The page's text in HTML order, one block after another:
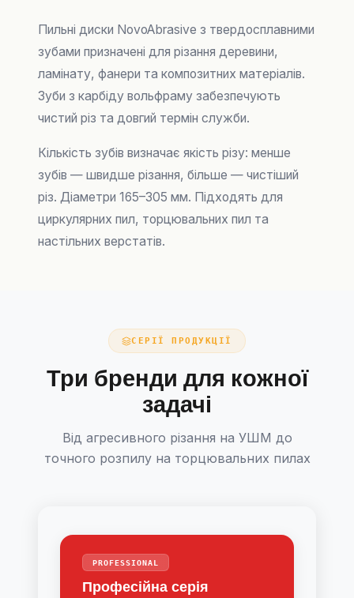
Пильні диски NovoAbrasive з твердосплавними
зубами призначені для різання деревини,
ламінату, фанери та композитних матеріалів.
Зуби з карбіду вольфраму забезпечують
чистий рiз та довгий термін служби.
Кількість зубів визначає якість різу: менше
зубів — швидше різання, більше — чистіший
рiз. Діаметри 165–305 мм. Підходять для
циркулярних пил, торцювальних пил та
настільних верстатів.
СЕРІЇ ПРОДУКЦІЇ
Три бренди для кожної
задачі
Від агресивного різання на УШМ до
точного розпилу на торцювальних пилах
PROFESSIONAL
Професійна серія